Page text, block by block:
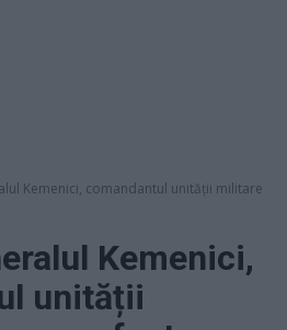
Kemenici, comandantul unității militare
Kemenici,
unității